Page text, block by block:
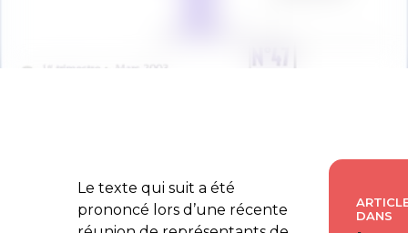
Le texte qui suit a été
prononcé lors d’une récente
DANS